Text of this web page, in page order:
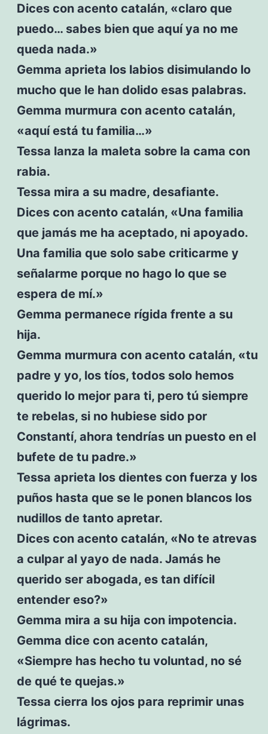
Dices con acento catalán, «claro que
puedo… sabes bien que aquí ya no me
queda nada.»
Gemma aprieta los labios disimulando lo
mucho que le han dolido esas palabras.
Gemma murmura con acento catalán,
«aquí está tu familia…»
Tessa lanza la maleta sobre la cama con
rabia.
Tessa mira a su madre, desafiante.
Dices con acento catalán, «Una familia
que jamás me ha aceptado, ni apoyado.
Una familia que solo sabe criticarme y
señalarme porque no hago lo que se
espera de mí.»
Gemma permanece rígida frente a su
hija.
Gemma murmura con acento catalán, «tu
padre y yo, los tíos, todos solo hemos
querido lo mejor para ti, pero tú siempre
te rebelas, si no hubiese sido por
Constantí, ahora tendrías un puesto en el
bufete de tu padre.»
Tessa aprieta los dientes con fuerza y los
puños hasta que se le ponen blancos los
nudillos de tanto apretar.
Dices con acento catalán, «No te atrevas
a culpar al yayo de nada. Jamás he
querido ser abogada, es tan difícil
entender eso?»
Gemma mira a su hija con impotencia.
Gemma dice con acento catalán,
«Siempre has hecho tu voluntad, no sé
de qué te quejas.»
Tessa cierra los ojos para reprimir unas
lágrimas.